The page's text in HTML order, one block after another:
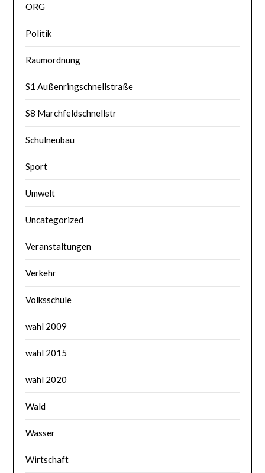
ORG
Politik
Raumordnung
S1 Außenringschnellstraße
S8 Marchfeldschnellstr
Schulneubau
Sport
Umwelt
Uncategorized
Veranstaltungen
Verkehr
Volksschule
wahl 2009
wahl 2015
wahl 2020
Wald
Wasser
Wirtschaft